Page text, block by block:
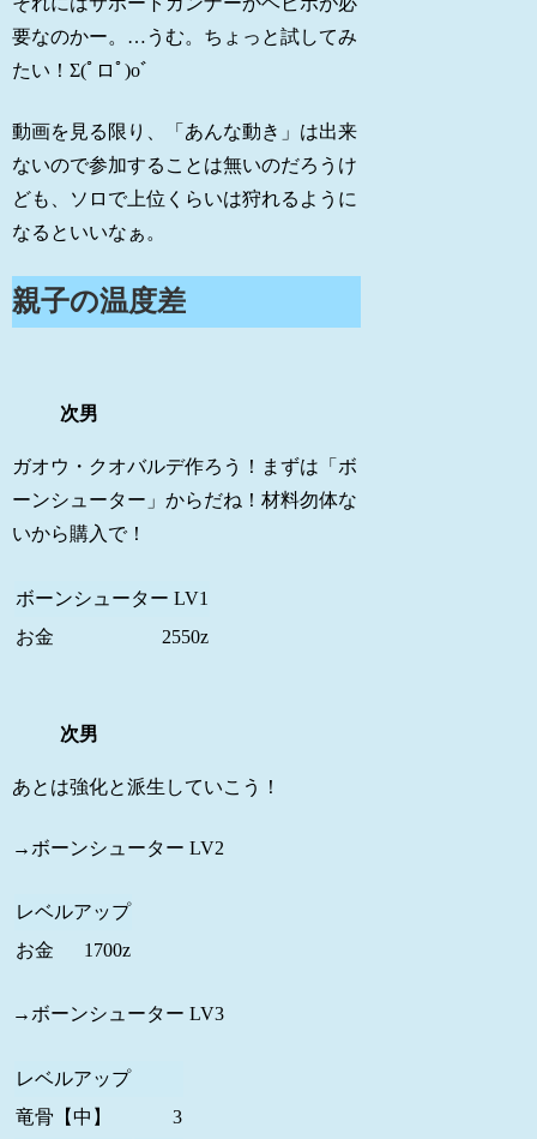
要なのかー。…うむ。ちょっと試してみ
たい！Σ(ﾟロﾟ)oﾞ
動画を見る限り、「あんな動き」は出来
ないので参加することは無いのだろうけ
ども、ソロで上位くらいは狩れるように
なるといいなぁ。
親子の温度差
次男
ガオウ・クオバルデ作ろう！まずは「ボ
ーンシューター」からだね！材料勿体な
いから購入で！
ボーンシューター LV1
お金
2550z
次男
あとは強化と派生していこう！
→ボーンシューター LV2
レベルアップ
お金
1700z
→ボーンシューター LV3
レベルアップ
竜骨【中】
3